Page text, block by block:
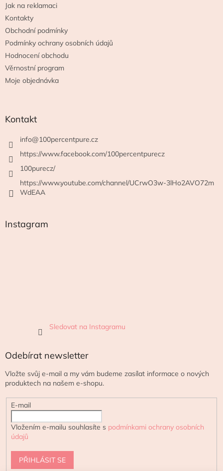
Jak na reklamaci
Kontakty
Obchodní podmínky
Podmínky ochrany osobních údajů
Hodnocení obchodu
Věrnostní program
Moje objednávka
Kontakt
info@100percentpure.cz
https://www.facebook.com/100percentpurecz
100purecz/
https://www.youtube.com/channel/UCrwO3w-3lHo2AVO72m
WdEAA
Instagram
Sledovat na Instagramu
Odebírat newsletter
Vložte svůj e-mail a my vám budeme zasílat informace o nových
produktech na našem e-shopu.
E-mail
Vložením e-mailu souhlasíte s podmínkami ochrany osobních
údajů
PŘIHLÁSIT SE